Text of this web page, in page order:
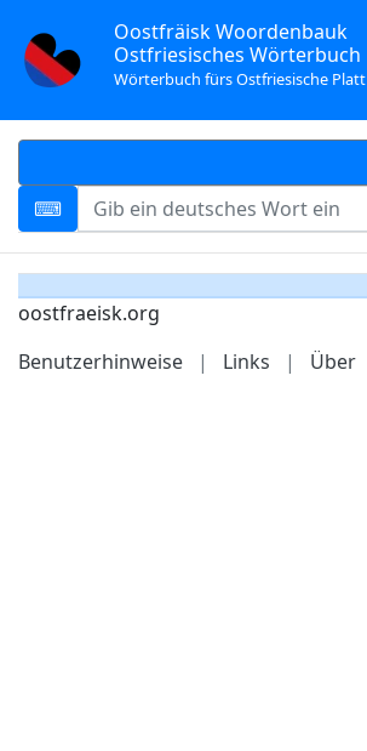
Oostfräisk Woordenbauk
Ostfriesisches Wörterbuch
Wörterbuch fürs Ostfriesische Platt
oostfraeisk.org
Benutzerhinweise
| Links | Über